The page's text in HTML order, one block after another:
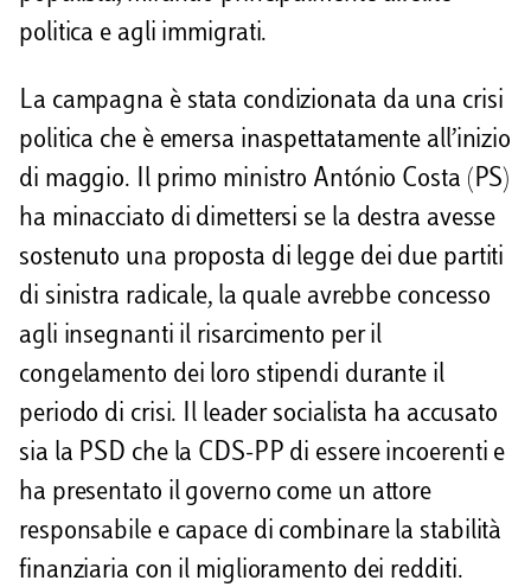
politica e agli immigrati.
La campagna è stata condizionata da una crisi
politica che è emersa inaspettatamente all’inizio
di maggio. Il primo ministro António Costa (PS)
ha minacciato di dimettersi se la destra avesse
sostenuto una proposta di legge dei due partiti
di sinistra radicale, la quale avrebbe concesso
agli insegnanti il ​​risarcimento per il
congelamento dei loro stipendi durante il
periodo di crisi. Il leader socialista ha accusato
sia la PSD che la CDS-PP di essere incoerenti e
ha presentato il governo come un attore
responsabile e capace di combinare la stabilità
finanziaria con il miglioramento dei redditi.